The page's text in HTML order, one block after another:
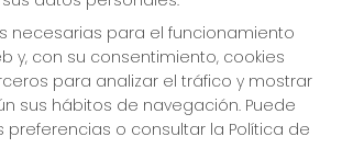
necesarias para el funcionamiento
y, con su consentimiento, cookies
para analizar el tráfico y mostrar
sus hábitos de navegación. Puede
preferencias o consultar la Política de